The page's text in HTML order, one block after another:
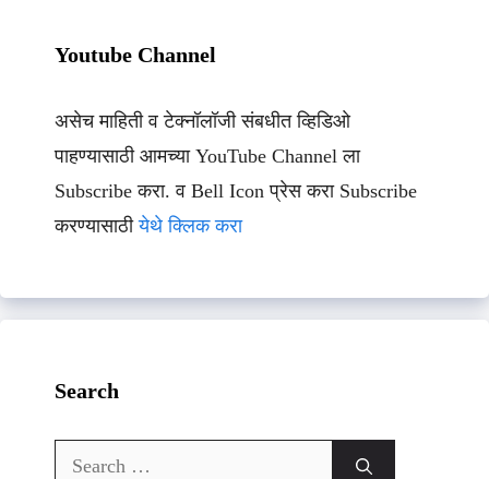
Youtube Channel
असेच माहिती व टेक्नॉलॉजी संबधीत व्हिडिओ
पाहण्यासाठी आमच्या YouTube Channel ला
Subscribe करा. व Bell Icon प्रेस करा Subscribe
करण्यासाठीयेथे क्लिक करा
Search
Search